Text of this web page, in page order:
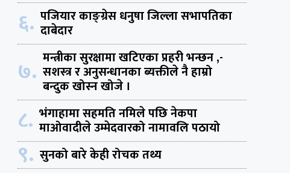
६. पजियार काङ्ग्रेस धनुषा जिल्ला सभापतिका
दाबेदार
७. मन्त्रीका सुरक्षामा खटिएका प्रहरी भन्छन ,-
सशस्त्र र अनुसन्धानका ब्यक्तीले नै हाम्रो
बन्दुक खोस्न खोजे ।
८. भंगाहामा सहमति नमिले पछि नेकपा
माओवादीले उम्मेदवारको नामावलि पठायो
९. सुनको बारे केही रोचक तथ्य